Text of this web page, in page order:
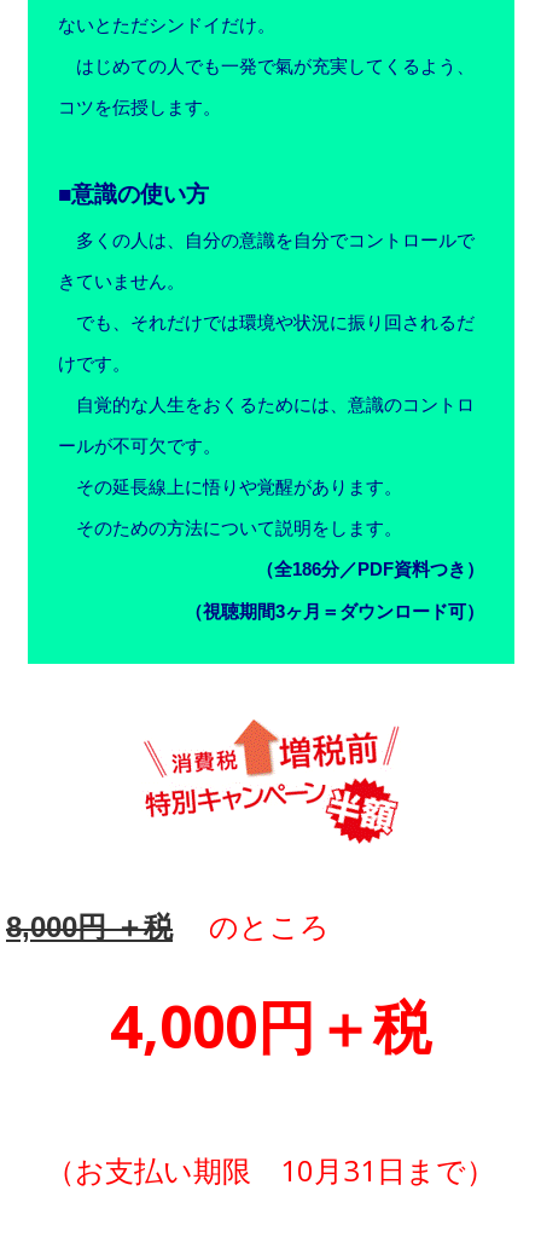
ないとただシンドイだけ。
はじめての人でも一発で氣が充実してくるよう、
コツを伝授します。
■意識の使い方
多くの人は、自分の意識を自分でコントロールで
きていません。
でも、それだけでは環境や状況に振り回されるだ
けです。
自覚的な人生をおくるためには、意識のコントロ
ールが不可欠です。
その延長線上に悟りや覚醒があります。
そのための方法について説明をします。
（全186分／PDF資料つき）
（視聴期間3ヶ月＝ダウンロード可）
8,000円 ＋税のところ
4,000円＋税
（お支払い期限 10月31日まで）